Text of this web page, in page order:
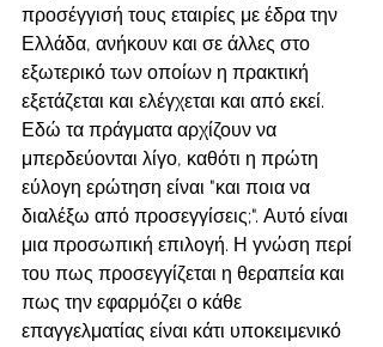
προσέγγισή τους εταιρίες με έδρα την
Ελλάδα, ανήκουν και σε άλλες στο
εξωτερικό των οποίων η πρακτική
εξετάζεται και ελέγχεται και από εκεί.
Εδώ τα πράγματα αρχίζουν να
μπερδεύονται λίγο, καθότι η πρώτη
εύλογη ερώτηση είναι "και ποια να
διαλέξω από προσεγγίσεις;". Αυτό είναι
μια προσωπική επιλογή. Η γνώση περί
του πως προσεγγίζεται η θεραπεία και
πως την εφαρμόζει ο κάθε
επαγγελματίας είναι κάτι υποκειμενικό